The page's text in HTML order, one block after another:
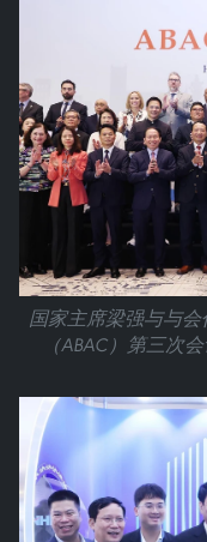
国家主席梁强与与
（ABAC）第三次